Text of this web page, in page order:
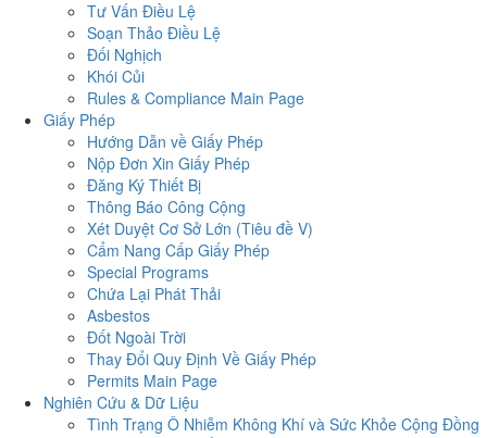
Tư Vấn Điều Lệ
Soạn Thảo Điều Lệ
Đối Nghịch
Khói Củi
Rules & Compliance Main Page
Giấy Phép
Hướng Dẫn về Giấy Phép
Nộp Đơn Xin Giấy Phép
Đăng Ký Thiết Bị
Thông Báo Công Cộng
Xét Duyệt Cơ Sở Lớn (Tiêu đề V)
Cẩm Nang Cấp Giấy Phép
Special Programs
Chứa Lại Phát Thải
Asbestos
Đốt Ngoài Trời
Thay Đổi Quy Định Về Giấy Phép
Permits Main Page
Nghiên Cứu & Dữ Liệu
Tình Trạng Ô Nhiễm Không Khí và Sức Khỏe Cộng Đồng